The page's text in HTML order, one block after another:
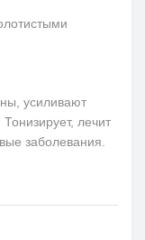
усиливают
лечит
заболевания.